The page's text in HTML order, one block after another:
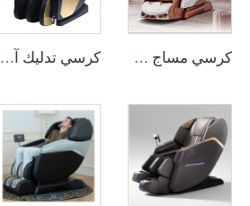
كرسي مساج كهربائي فاخر من GUOHENG بمساج كامل للجسم بتقنية 4D وتقنية الجاذبية الصفرية وتقنية Shiatsu مع تسخين كهربائي ومسار SL كرسي تدليك آلي لتدليك الجسم بالكامل يعمل بالقطع النقدية أو ببطاقة الائتمان، كرسي تدليك عبر ماكينة البيع باستخدام رمز الاستجابة السريع (QR Code)